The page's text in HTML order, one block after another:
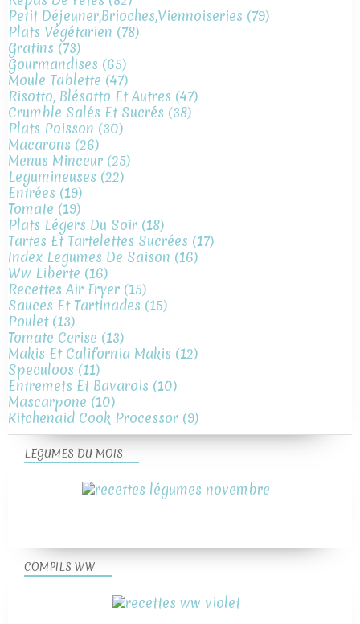
Petit Déjeuner,brioches,viennoiseries (79)
Plats Végétarien (78)
Gratins (73)
Gourmandises (65)
Moule Tablette (47)
Risotto, Blésotto Et Autres (47)
Crumble Salés Et Sucrés (38)
Plats Poisson (30)
Macarons (26)
Menus Minceur (25)
Legumineuses (22)
Entrées (19)
Tomate (19)
Plats Légers Du Soir (18)
Tartes Et Tartelettes Sucrées (17)
Index Legumes De Saison (16)
Ww Liberte (16)
Recettes Air Fryer (15)
Sauces Et Tartinades (15)
Poulet(13)
Tomate Cerise (13)
Makis Et California Makis (12)
Speculoos (11)
Entremets Et Bavarois (10)
Mascarpone (10)
Kitchenaid Cook Processor (9)
LEGUMES DU MOIS
COMPILS WW